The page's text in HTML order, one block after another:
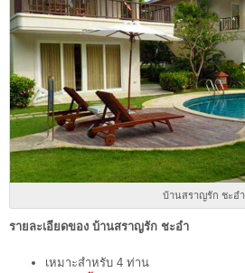
บ้านสราญรัก ชะอำ
รายละเอียดของ บ้านสราญรัก ชะอำ
เหมาะสำหรับ 4 ท่าน